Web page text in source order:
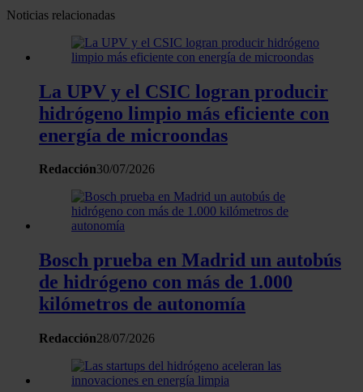
Noticias relacionadas
La UPV y el CSIC logran producir
hidrógeno limpio más eficiente con
energía de microondas
Redacción30/07/2026
Bosch prueba en Madrid un autobús
de hidrógeno con más de 1.000
kilómetros de autonomía
Redacción28/07/2026